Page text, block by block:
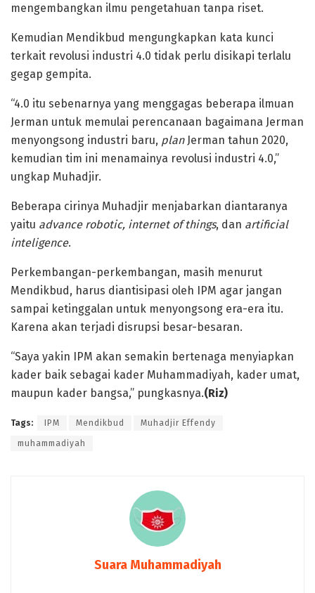
mengembangkan ilmu pengetahuan tanpa riset.
Kemudian Mendikbud mengungkapkan kata kunci
terkait revolusi industri 4.0 tidak perlu disikapi terlalu
gegap gempita.
“4.0 itu sebenarnya yang menggagas beberapa ilmuan
Jerman untuk memulai perencanaan bagaimana Jerman
menyongsong industri baru, planJerman tahun 2020,
kemudian tim ini menamainya revolusi industri 4.0,”
ungkap Muhadjir.
Beberapa cirinya Muhadjir menjabarkan diantaranya
yaitu advance robotic, internet of things, dan artificial
inteligence.
Perkembangan-perkembangan, masih menurut
Mendikbud, harus diantisipasi oleh IPM agar jangan
sampai ketinggalan untuk menyongsong era-era itu.
Karena akan terjadi disrupsi besar-besaran.
“Saya yakin IPM akan semakin bertenaga menyiapkan
kader baik sebagai kader Muhammadiyah, kader umat,
maupun kader bangsa,” pungkasnya.(Riz)
Tags: IPM Mendikbud Muhadjir Effendy
muhammadiyah
Suara Muhammadiyah